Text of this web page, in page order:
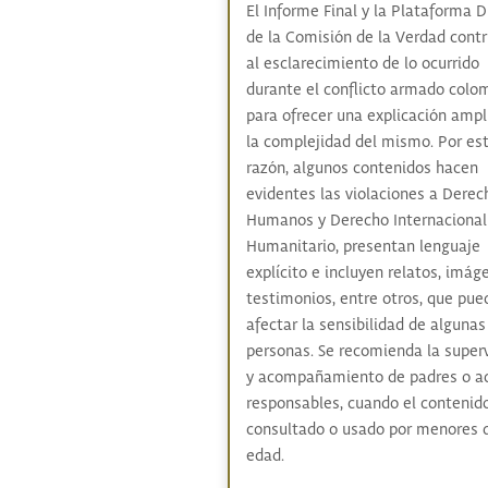
El Informe Final y la Plataforma
de la Comisión de la Verdad
al esclarecimiento de lo ocurrido
durante el conflicto armado
para ofrecer una explicación
la complejidad del mismo. Por
razón, algunos contenidos hacen
evidentes las violaciones a
Humanos y Derecho Internacional
Humanitario, presentan lenguaje
explícito e incluyen relatos,
testimonios, entre otros, que
afectar la sensibilidad de algunas
personas. Se recomienda la
y acompañamiento de padres o
responsables, cuando el
consultado o usado por menores
edad.